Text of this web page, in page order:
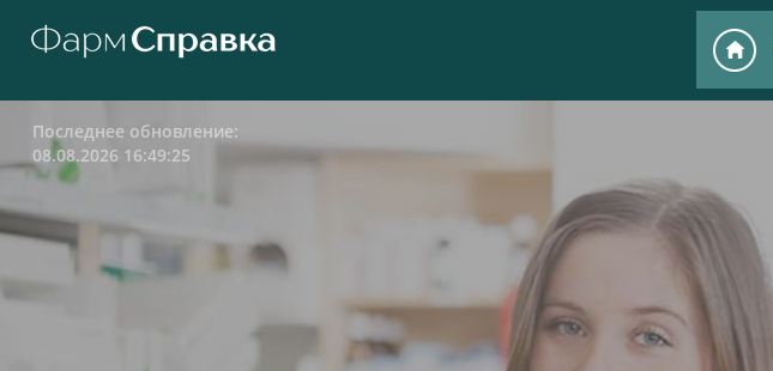
Последнее обновление:
08.08.2026 16:49:25